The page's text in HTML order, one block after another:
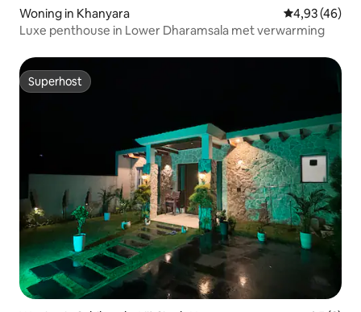
Woning in Khanyara Gemiddelde
4,93 (46)
Luxe penthouse in Lower Dharamsala met verwarming
Superhost
Superhost